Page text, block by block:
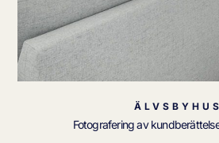
ÄLVSBYHUS
Fotografering av